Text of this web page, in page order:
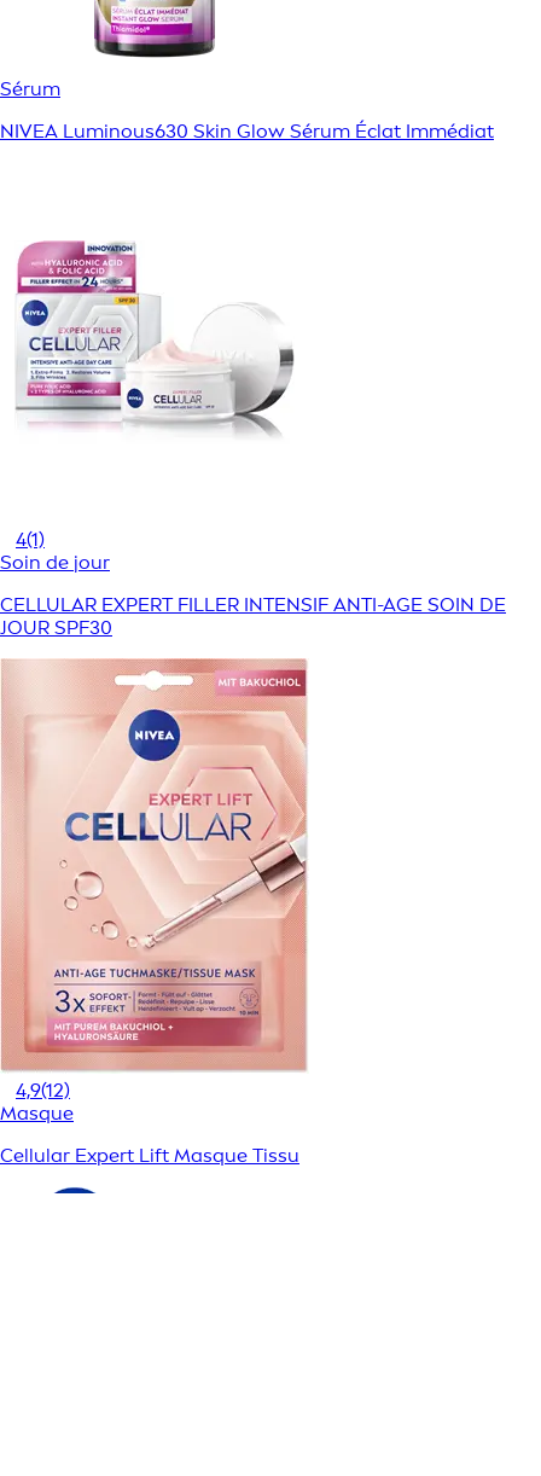
Sérum
NIVEA Luminous630 Skin Glow Sérum Éclat Immédiat
4(1)
Soin de jour
CELLULAR EXPERT FILLER INTENSIF ANTI-AGE SOIN DE
JOUR SPF30
4,9(12)
Masque
Cellular Expert Lift Masque Tissu